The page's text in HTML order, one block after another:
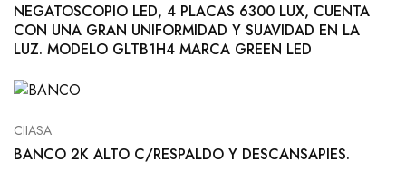
NEGATOSCOPIO LED, 4 PLACAS 6300 LUX, CUENTA
CON UNA GRAN UNIFORMIDAD Y SUAVIDAD EN LA
LUZ. MODELO GLTB1H4 MARCA GREEN LED
CIIASA
BANCO 2K ALTO C/RESPALDO Y DESCANSAPIES.